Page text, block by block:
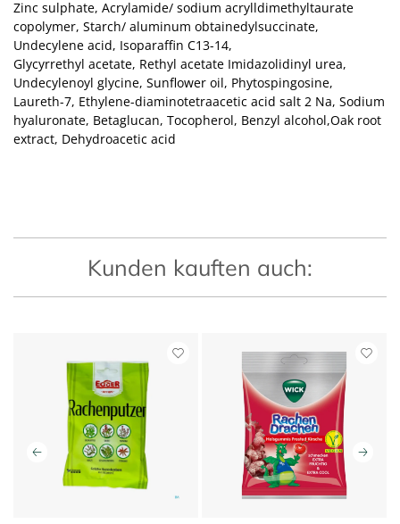
Zinc sulphate, Acrylamide/ sodium acrylldimethyltaurate
copolymer, Starch/ aluminum obtainedylsuccinate,
Undecylene acid, Isoparaffin C13-14,
Glycyrrethyl acetate, Rethyl acetate Imidazolidinyl urea,
Undecylenoyl glycine, Sunflower oil, Phytospingosine,
Laureth-7, Ethylene-diaminotetraacetic acid salt 2 Na, Sodium
hyaluronate, Betaglucan, Tocopherol, Benzyl alcohol,Oak root
extract, Dehydroacetic acid
Kunden kauften auch: